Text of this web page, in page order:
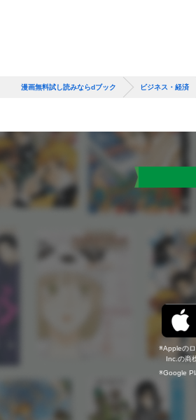
漫画無料試し読みならdブック ビジネス・経済
Appleの
Inc.の商
Google